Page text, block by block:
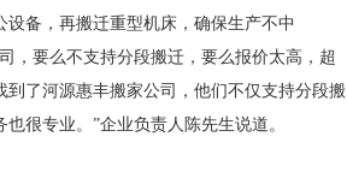
设备，再搬迁重型机床，确保生产不中
，要么不支持分段搬迁，要么报价太高，超
到了河源惠丰搬家公司，他们不仅支持分段搬
很专业。”企业负责人陈先生说道。